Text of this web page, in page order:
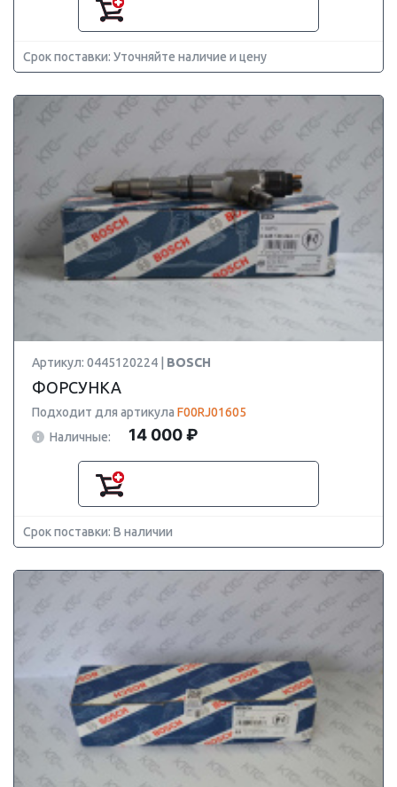
Срок поставки: Уточняйте наличие и цену
Артикул: 0445120224 | BOSCH
ФОРСУНКА
Подходит для артикула F00RJ01605
Наличные:
14 000 ₽
Срок поставки: В наличии